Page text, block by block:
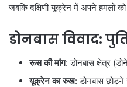
जबकि दक्षिणी यूक्रेन में अपने हमलों
डोनबास विवाद:
रूस की मांग: डोनबास क्षेत्र
यूक्रेन का रुख: डोनबास